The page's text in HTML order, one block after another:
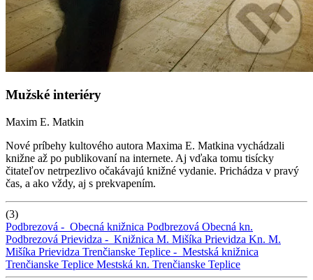
Mužské interiéry
Maxim E. Matkin
Nové príbehy kultového autora Maxima E. Matkina vychádzali
knižne až po publikovaní na internete. Aj vďaka tomu tisícky
čitateľov netrpezlivo očakávajú knižné vydanie. Prichádza v pravý
čas, a ako vždy, aj s prekvapením.
(3)
Podbrezová - Obecná knižnica Podbrezová Obecná kn.
Podbrezová Prievidza - Knižnica M. Mišíka Prievidza Kn. M.
Mišíka Prievidza Trenčianske Teplice - Mestská knižnica
Trenčianske Teplice Mestská kn. Trenčianske Teplice